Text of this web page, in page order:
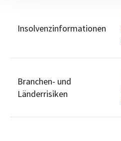
Insolvenzinformationen
Branchen- und
Länderrisiken